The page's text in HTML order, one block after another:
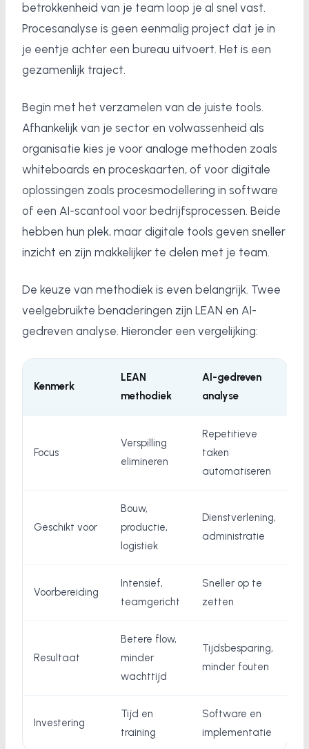
betrokkenheid van je team loop je al snel vast.
Procesanalyse is geen eenmalig project dat je in
je eentje achter een bureau uitvoert. Het is een
gezamenlijk traject.
Begin met het verzamelen van de juiste tools.
Afhankelijk van je sector en volwassenheid als
organisatie kies je voor analoge methoden zoals
whiteboards en proceskaarten, of voor digitale
oplossingen zoals procesmodellering in software
of een AI-scantool voor bedrijfsprocessen. Beide
hebben hun plek, maar digitale tools geven sneller
inzicht en zijn makkelijker te delen met je team.
De keuze van methodiek is even belangrijk. Twee
veelgebruikte benaderingen zijn LEAN en AI-
gedreven analyse. Hieronder een vergelijking:
Kenmerk
LEAN
methodiek
AI-gedreven
analyse
Focus
Verspilling
elimineren
Repetitieve
taken
automatiseren
Geschikt voor
Bouw,
productie,
logistiek
Dienstverlening,
administratie
Voorbereiding
Intensief,
teamgericht
Sneller op te
zetten
Resultaat
Betere flow,
minder
wachttijd
Tijdsbesparing,
minder fouten
Investering
Tijd en
training
Software en
implementatie